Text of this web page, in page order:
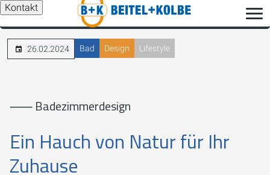
Kontakt
26.02.2024 Bad Design Lifestyle
⸺ Badezimmerdesign
Ein Hauch von Natur für Ihr
Zuhause